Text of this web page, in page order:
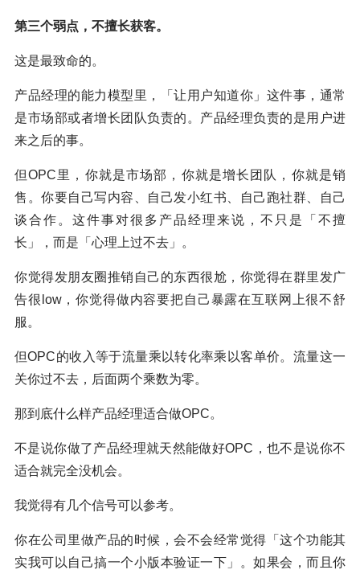
第三个弱点，不擅长获客。
这是最致命的。
产品经理的能力模型里，「让用户知道你」这件事，通常
是市场部或者增长团队负责的。产品经理负责的是用户进
来之后的事。
但OPC里，你就是市场部，你就是增长团队，你就是销
售。你要自己写内容、自己发小红书、自己跑社群、自己
谈合作。这件事对很多产品经理来说，不只是「不擅
长」，而是「心理上过不去」。
你觉得发朋友圈推销自己的东西很尬，你觉得在群里发广
告很low，你觉得做内容要把自己暴露在互联网上很不舒
服。
但OPC的收入等于流量乘以转化率乘以客单价。流量这一
关你过不去，后面两个乘数为零。
那到底什么样产品经理适合做OPC。
不是说你做了产品经理就天然能做好OPC，也不是说你不
适合就完全没机会。
我觉得有几个信号可以参考。
你在公司里做产品的时候，会不会经常觉得「这个功能其
实我可以自己搞一个小版本验证一下」。如果会，而且你